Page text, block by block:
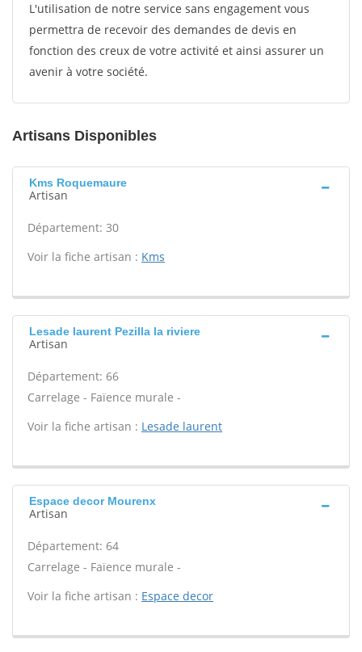
L'utilisation de notre service sans engagement vous
permettra de recevoir des demandes de devis en
fonction des creux de votre activité et ainsi assurer un
avenir à votre société.
Artisans Disponibles
Kms Roquemaure
Artisan
Département: 30
Voir la fiche artisan : Kms
Lesade laurent Pezilla la riviere
Artisan
Département: 66
Carrelage - Faïence murale -
Voir la fiche artisan : Lesade laurent
Espace decor Mourenx
Artisan
Département: 64
Carrelage - Faïence murale -
Voir la fiche artisan : Espace decor